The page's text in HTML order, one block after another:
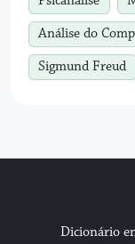
Análise do
Sigmund Freud
Dicionário